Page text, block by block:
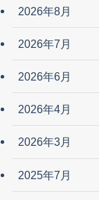
2026年8月
2026年7月
2026年6月
2026年4月
2026年3月
2025年7月